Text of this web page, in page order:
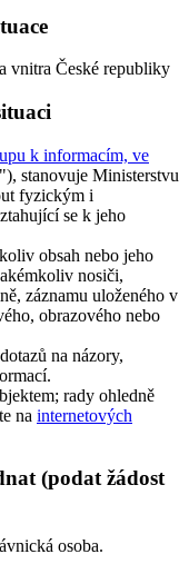
vnitra České republiky
k informacím, ve
stanovuje Ministerstvu
fyzickým i
se k jeho
obsah nebo jeho
nosiči,
záznamu uloženého v
obrazového nebo
na názory,
rady ohledně
na internetových
(podat žádost
osoba.